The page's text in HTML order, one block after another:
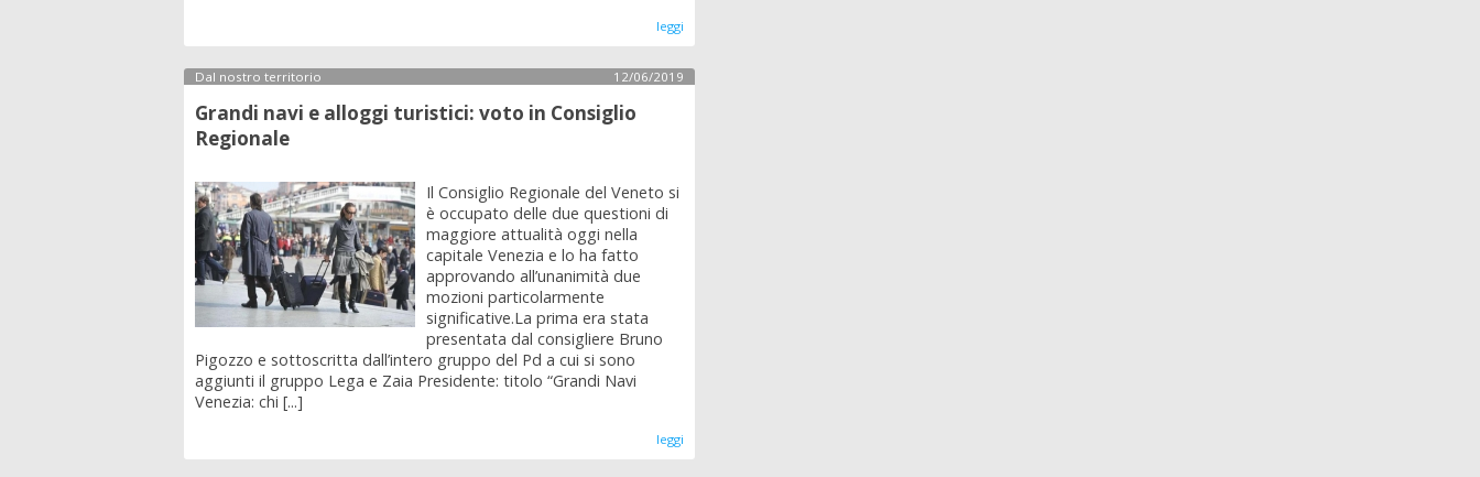
leggi
Dal nostro territorio 12/06/2019
Grandi navi e alloggi turistici: voto in Consiglio
Regionale
Il Consiglio Regionale del Veneto si
è occupato delle due questioni di
maggiore attualità oggi nella
capitale Venezia e lo ha fatto
approvando all’unanimità due
mozioni particolarmente
significative.La prima era stata
presentata dal consigliere Bruno
Pigozzo e sottoscritta dall’intero gruppo del Pd a cui si sono
aggiunti il gruppo Lega e Zaia Presidente: titolo “Grandi Navi
Venezia: chi [...]
leggi